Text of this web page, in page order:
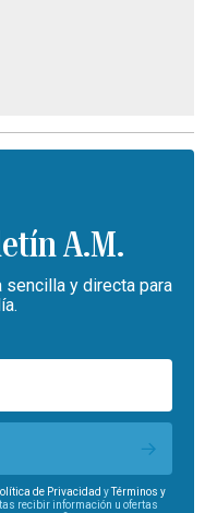
A.M.
y directa para
de Privacidad y
Términos y
recibir información u ofertas